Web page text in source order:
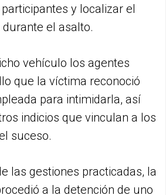
y localizar el
el asalto.
vehículo los agentes
que la víctima reconoció
para intimidarla, así
indicios que vinculan a los
suceso.
las gestiones practicadas, la
a la detención de uno